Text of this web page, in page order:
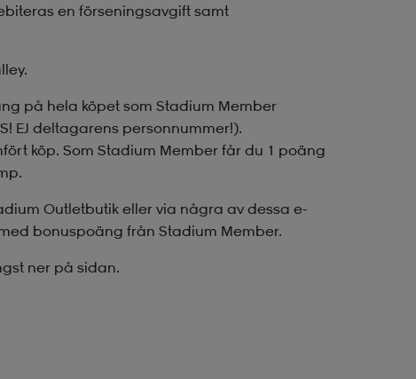
en förseningsavgift samt
på hela köpet som Stadium Member
EJ deltagarens personnummer!).
köp. Som Stadium Member får du 1 poäng
Outletbutik eller via några av dessa e-
bonuspoäng från Stadium Member.
ner på sidan.